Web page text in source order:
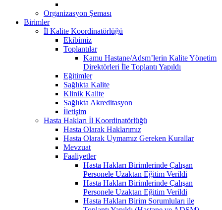
Organizasyon Şeması
Birimler
İl Kalite Koordinatörlüğü
Ekibimiz
Toplantılar
Kamu Hastane/Adsm’lerin Kalite Yönetim
Direktörleri İle Toplantı Yapıldı
Eğitimler
Sağlıkta Kalite
Klinik Kalite
Sağlıkta Akreditasyon
İletişim
Hasta Hakları İl Koordinatörlüğü
Hasta Olarak Haklarımız
Hasta Olarak Uymamız Gereken Kurallar
Mevzuat
Faaliyetler
Hasta Hakları Birimlerinde Çalışan
Personele Uzaktan Eğitim Verildi
Hasta Hakları Birimlerinde Çalışan
Personele Uzaktan Eğitim Verildi
Hasta Hakları Birim Sorumluları ile